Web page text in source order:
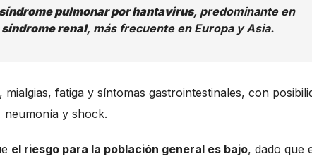
síndrome pulmonar por hantavirus, predominante en
renal, más frecuente en Europa y Asia.
fatiga y síntomas gastrointestinales, con
neumonía y shock.
el riesgo para la población general es bajo, dado que